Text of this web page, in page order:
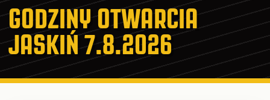
GODZINY OTWARCIA
JASKIŃ 7.8.2026